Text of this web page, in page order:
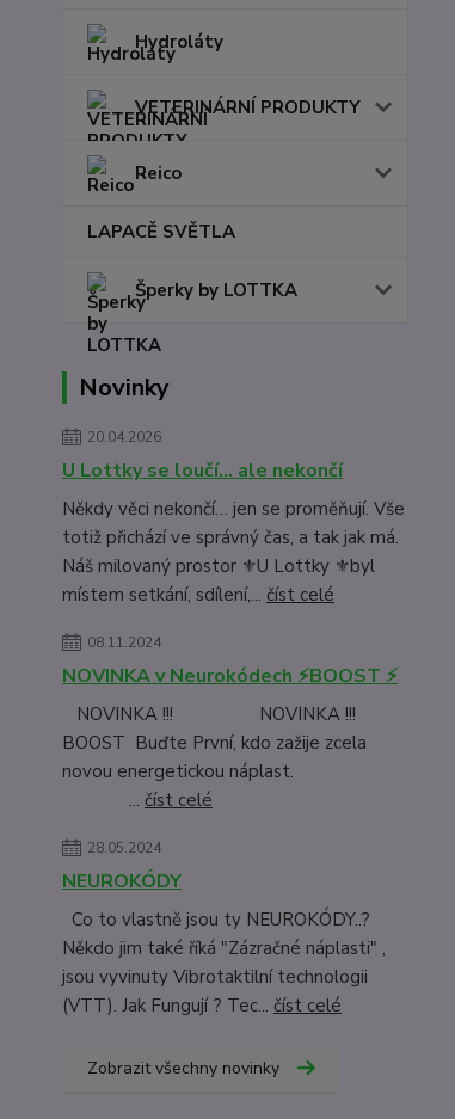
Hydroláty
VETERINÁRNÍ PRODUKTY
Reico
LAPACĚ SVĚTLA
Šperky by LOTTKA
Novinky
20.04.2026
U Lottky se loučí… ale nekončí
Někdy věci nekončí… jen se proměňují. Vše
totiž přichází ve správný čas, a tak jak má.
Náš milovaný prostor ⚜️U Lottky ⚜️byl
místem setkání, sdílení,... číst celé
08.11.2024
NOVINKA v Neurokódech ⚡BOOST ⚡
NOVINKA !!! NOVINKA !!!
BOOST Buďte První, kdo zažije zcela
novou energetickou náplast.
... číst celé
28.05.2024
NEUROKÓDY
Co to vlastně jsou ty NEUROKÓDY..?
Někdo jim také říká "Zázračné náplasti" ,
jsou vyvinuty Vibrotaktilní technologii
(VTT). Jak Fungují ? Tec... číst celé
Zobrazit všechny novinky